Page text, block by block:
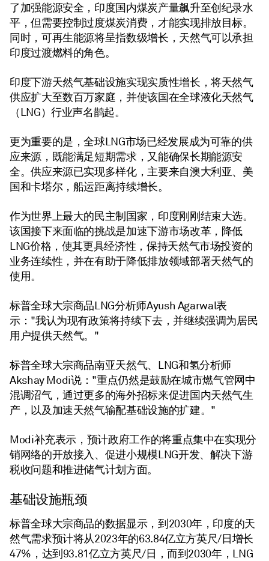
了加强能源安全，印度国内煤炭产量飙升至创纪录水
平，但需要控制过度煤炭消费，才能实现排放目标。
同时，可再生能源将呈指数级增长，天然气可以承担
印度过渡燃料的角色。
印度下游天然气基础设施实现实质性增长，将天然气
供应扩大至数百万家庭，并使该国在全球液化天然气
（LNG）行业声名鹊起。
更为重要的是，全球LNG市场已经发展成为可靠的供
应来源，既能满足短期需求，又能确保长期能源安
全。供应来源已实现多样化，主要来自澳大利亚、美
国和卡塔尔，船运距离持续增长。
作为世界上最大的民主制国家，印度刚刚结束大选。
该国接下来面临的挑战是加速下游市场改革，降低
LNG价格，使其更具经济性，保持天然气市场投资的
业务连续性，并在有助于降低排放领域部署天然气的
使用。
标普全球大宗商品LNG分析师Ayush Agarwal表
示："我认为现有政策将持续下去，并继续强调为居民
用户提供天然气。"
标普全球大宗商品南亚天然气、LNG和氢分析师
Akshay Modi说："重点仍然是鼓励在城市燃气管网中
混调沼气，通过更多的海外招标来促进国内天然气生
产，以及加速天然气输配基础设施的扩建。"
Modi补充表示，预计政府工作的将重点集中在实现分
销网络的开放接入、促进小规模LNG开发、解决下游
税收问题和推进储气计划方面。
基础设施瓶颈
标普全球大宗商品的数据显示，到2030年，印度的天
然气需求预计将从2023年的63.84亿立方英尺/日增长
47%，达到93.81亿立方英尺/日，而到2030年，LNG